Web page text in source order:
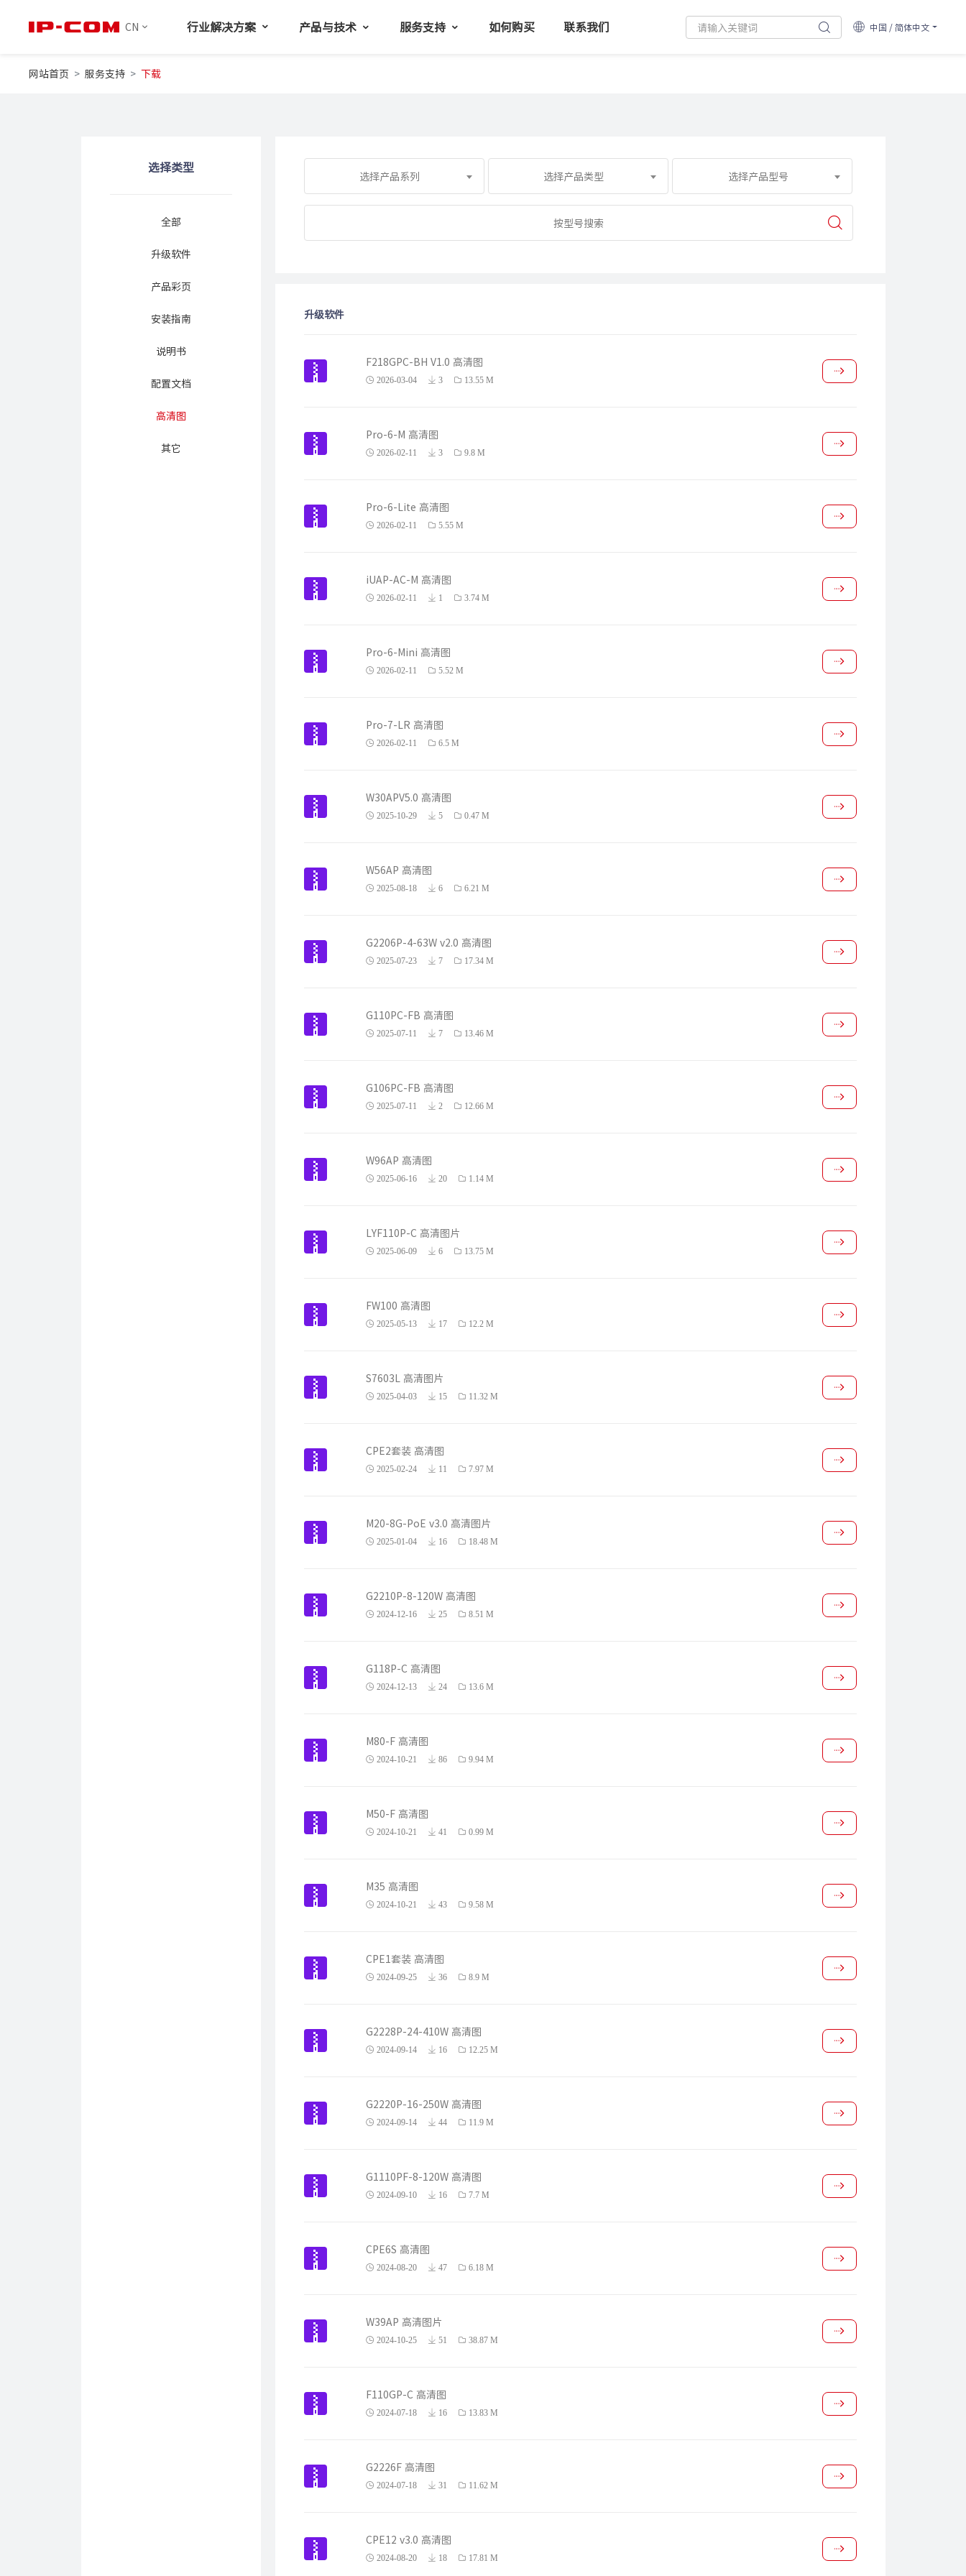
CN 行业解决方案 产品与技术 服务支持 如何购买 联系我们 中国 / 简体中文
网站首页 服务支持 下载
选择类型
全部
升级软件
产品彩页
安装指南
说明书
配置文档
高清图
其它
选择产品系列 选择产品类型 选择产品型号
升级软件
F218GPC-BH V1.0 高清图
2026-03-04 3 13.55 M
Pro-6-M 高清图
2026-02-11 3 9.8 M
Pro-6-Lite 高清图
2026-02-11 5.55 M
iUAP-AC-M 高清图
2026-02-11 1 3.74 M
Pro-6-Mini 高清图
2026-02-11 5.52 M
Pro-7-LR 高清图
2026-02-11 6.5 M
W30APV5.0 高清图
2025-10-29 5 0.47 M
W56AP 高清图
2025-08-18 6 6.21 M
G2206P-4-63W v2.0 高清图
2025-07-23 7 17.34 M
G110PC-FB 高清图
2025-07-11 7 13.46 M
G106PC-FB 高清图
2025-07-11 2 12.66 M
W96AP 高清图
2025-06-16 20 1.14 M
LYF110P-C 高清图片
2025-06-09 6 13.75 M
FW100 高清图
2025-05-13 17 12.2 M
S7603L 高清图片
2025-04-03 15 11.32 M
CPE2套装 高清图
2025-02-24 11 7.97 M
M20-8G-PoE v3.0 高清图片
2025-01-04 16 18.48 M
G2210P-8-120W 高清图
2024-12-16 25 8.51 M
G118P-C 高清图
2024-12-13 24 13.6 M
M80-F 高清图
2024-10-21 86 9.94 M
M50-F 高清图
2024-10-21 41 0.99 M
M35 高清图
2024-10-21 43 9.58 M
CPE1套装 高清图
2024-09-25 36 8.9 M
G2228P-24-410W 高清图
2024-09-14 16 12.25 M
G2220P-16-250W 高清图
2024-09-14 44 11.9 M
G1110PF-8-120W 高清图
2024-09-10 16 7.7 M
CPE6S 高清图
2024-08-20 47 6.18 M
W39AP 高清图片
2024-10-25 51 38.87 M
F110GP-C 高清图
2024-07-18 16 13.83 M
G2226F 高清图
2024-07-18 31 11.62 M
CPE12 v3.0 高清图
2024-08-20 18 17.81 M